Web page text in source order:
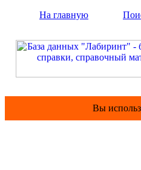
На главную
Вы